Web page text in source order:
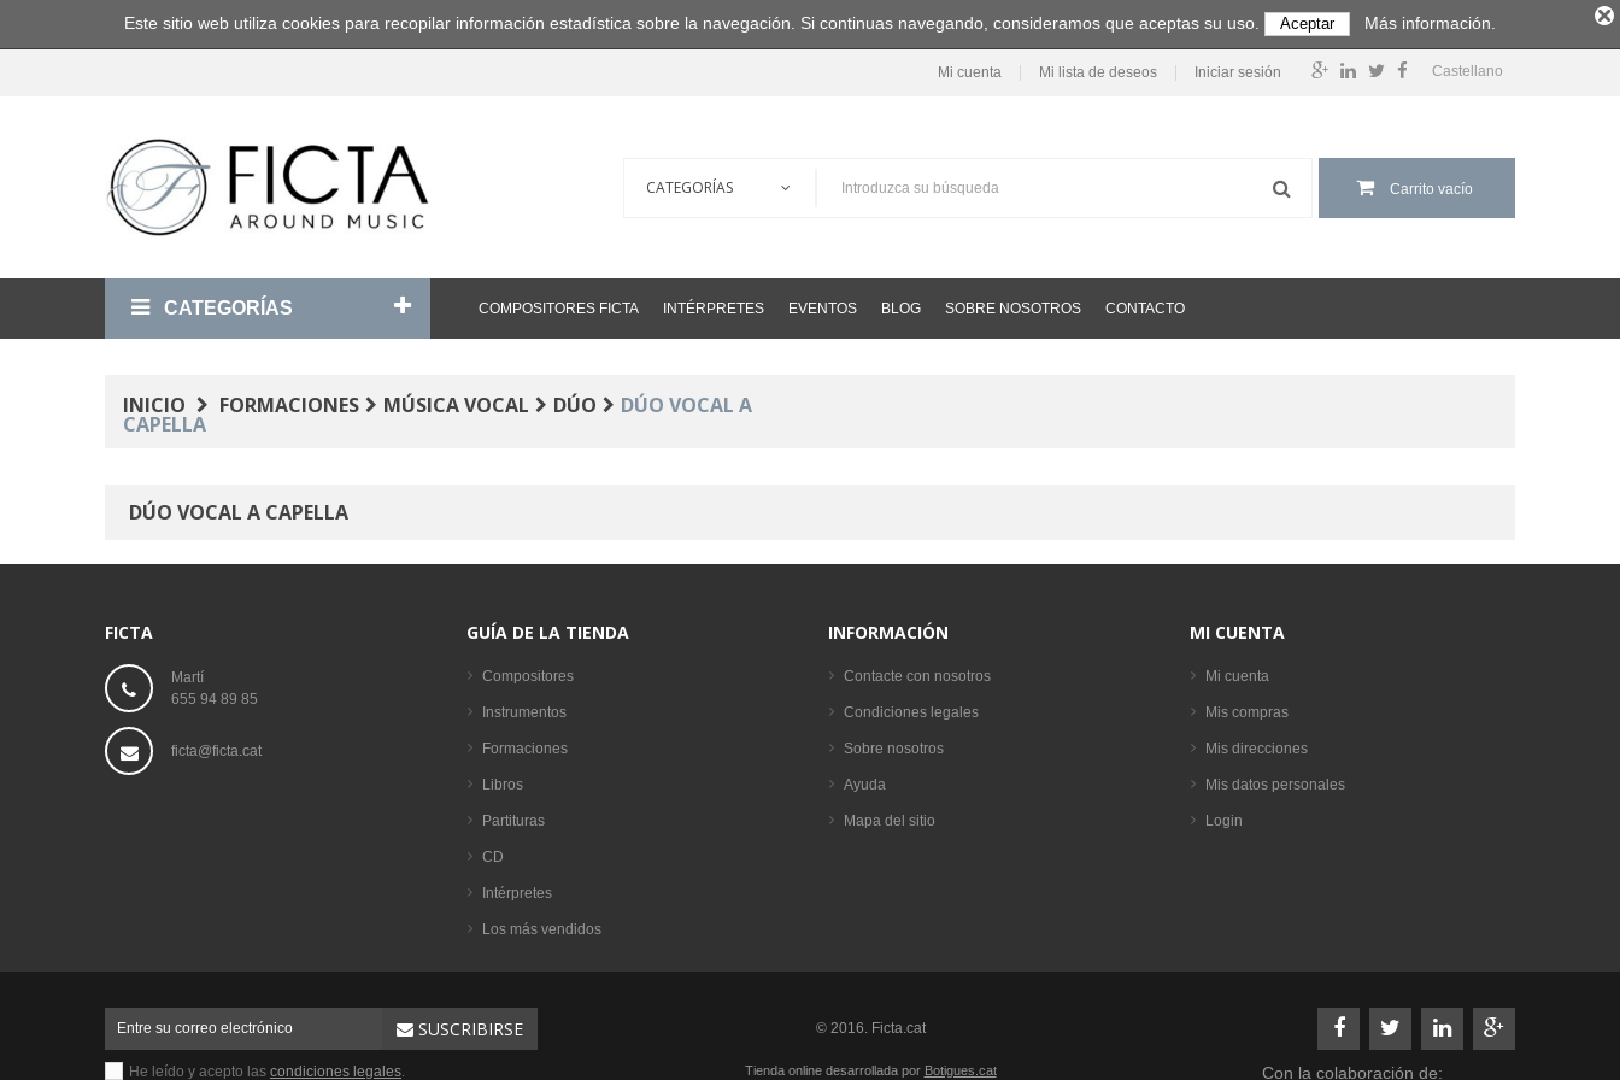
Castellano
Mi cuenta Mi lista de deseos Iniciar sesión
Carrito vacío
CATEGORÍAS COMPOSITORES FICTA INTÉRPRETES EVENTOS BLOG SOBRE NOSOTROS CONTACTO
INICIO FORMACIONES MÚSICA VOCAL DÚO DÚO VOCAL A
CAPELLA
DÚO VOCAL A CAPELLA
FICTA
Martí
655 94 89 85
ficta@ficta.cat
GUÍA DE LA TIENDA
Compositores
Instrumentos
Formaciones
Libros
Partituras
CD
Intérpretes
Los más vendidos
INFORMACIÓN
Contacte con nosotros
Condiciones legales
Sobre nosotros
Ayuda
Mapa del sitio
MI CUENTA
Mi cuenta
Mis compras
Mis direcciones
Mis datos personales
Login
SUSCRIBIRSE
He leído y acepto las condiciones legales.
© 2016. Ficta.cat
Tienda online desarrollada por Botigues.cat Con la colaboración de:
Este sitio web utiliza cookies para recopilar información estadística sobre la navegación. Si continuas navegando, consideramos que aceptas su uso. Aceptar Más información.